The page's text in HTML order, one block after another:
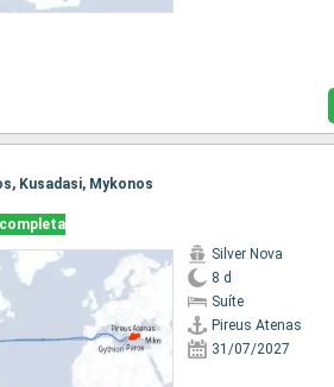
Kusadasi, Mykonos
Silver Nova
8 d
Suíte
Pireus Atenas
31/07/2027